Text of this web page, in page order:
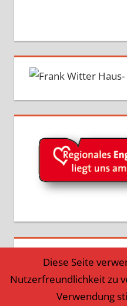
Diese Seite
Nutzerfreundlichkeit zu
Verwendung